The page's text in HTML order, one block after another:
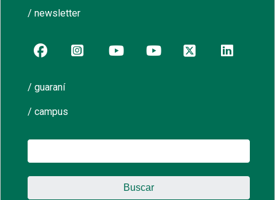
/ newsletter
/ guaraní
/ campus
Buscar: